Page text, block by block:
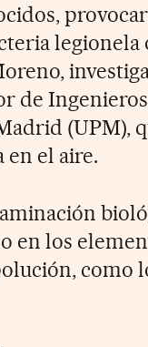
legionela
de
(UPM),
en el aire.
en los
como